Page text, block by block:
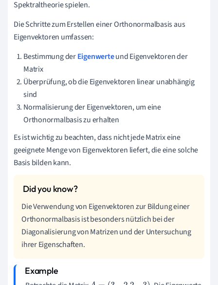
Spektraltheorie spielen.
Die Schritte zum Erstellen einer Orthonormalbasis aus
Eigenvektoren umfassen:
Bestimmung derEigenwerteund Eigenvektoren der
Matrix
Überprüfung, ob die Eigenvektoren linear unabhängig
sind
Normalisierung der Eigenvektoren, um eine
Orthonormalbasis zu erhalten
Es ist wichtig zu beachten, dass nicht jede Matrix eine
geeignete Menge von Eigenvektoren liefert, die eine solche
Basis bilden kann.
Die Verwendung von Eigenvektoren zur Bildung einer
Orthonormalbasis ist besonders nützlich bei der
Diagonalisierung von Matrizen und der Untersuchung
ihrer Eigenschaften.